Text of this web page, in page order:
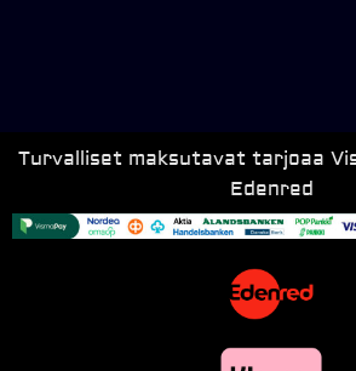
Turvalliset maksutavat tarjoaa
Edenred